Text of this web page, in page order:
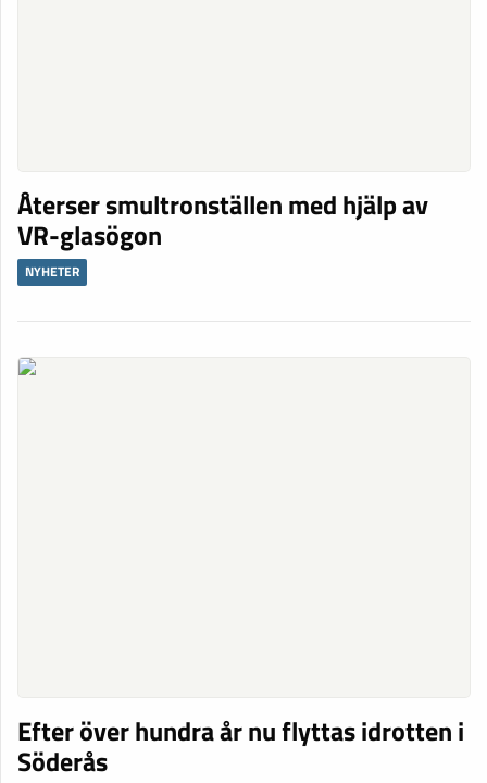
Återser smultronställen med hjälp av
VR-glasögon
NYHETER
Efter över hundra år nu flyttas idrotten i
Söderås